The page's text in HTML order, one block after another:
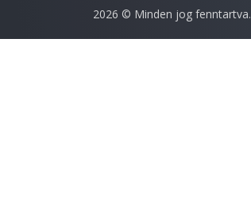
2026 © Minden jog fenntartva.